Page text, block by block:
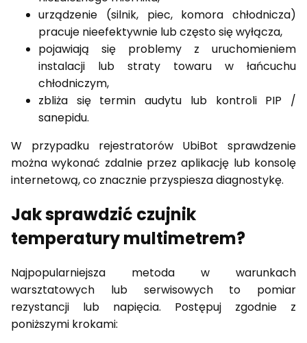
urządzenie (silnik, piec, komora chłodnicza)
pracuje nieefektywnie lub często się wyłącza,
pojawiają się problemy z uruchomieniem
instalacji lub straty towaru w łańcuchu
chłodniczym,
zbliża się termin audytu lub kontroli PIP /
sanepidu.
W przypadku rejestratorów UbiBot sprawdzenie
można wykonać zdalnie przez aplikację lub konsolę
internetową, co znacznie przyspiesza diagnostykę.
Jak sprawdzić czujnik
temperatury multimetrem?
Najpopularniejsza metoda w warunkach
warsztatowych lub serwisowych to pomiar
rezystancji lub napięcia. Postępuj zgodnie z
poniższymi krokami: